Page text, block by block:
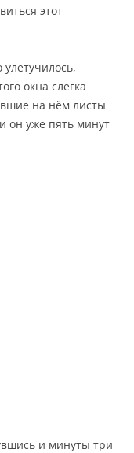
этот
улетучилось,
окна слегка
на нём листы
он уже пять минут
и минуты три